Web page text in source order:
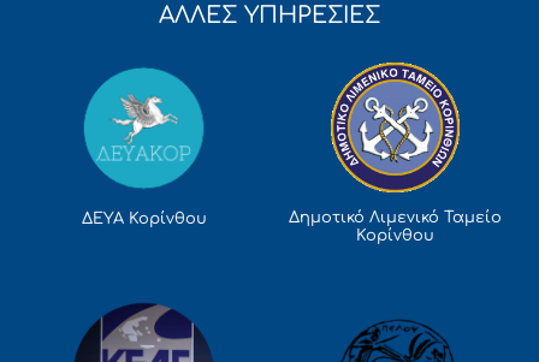
ΑΛΛΕΣ ΥΠΗΡΕΣΙΕΣ
ΔΕΥΑ Κορίνθου
Δημοτικό Λιμενικό Ταμείο
Κορίνθου